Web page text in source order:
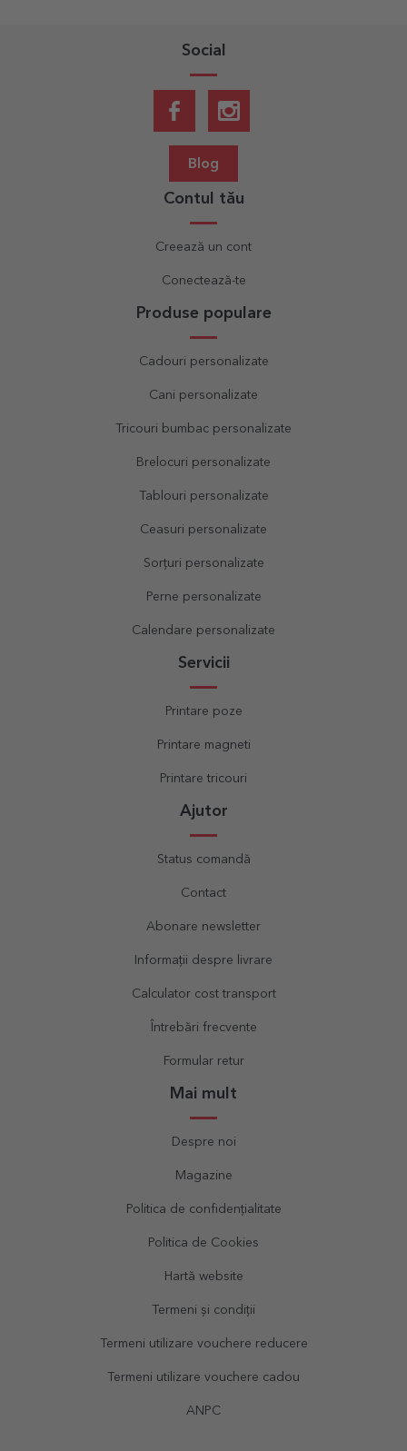
Social
Blog
Contul tău
Creează un cont
Conectează-te
Produse populare
Cadouri personalizate
Cani personalizate
Tricouri bumbac personalizate
Brelocuri personalizate
Tablouri personalizate
Ceasuri personalizate
Sorțuri personalizate
Perne personalizate
Calendare personalizate
Servicii
Printare poze
Printare magneti
Printare tricouri
Ajutor
Status comandă
Contact
Abonare newsletter
Informații despre livrare
Calculator cost transport
Întrebări frecvente
Formular retur
Mai mult
Despre noi
Magazine
Politica de confidențialitate
Politica de Cookies
Hartă website
Termeni și condiții
Termeni utilizare vouchere reducere
Termeni utilizare vouchere cadou
ANPC